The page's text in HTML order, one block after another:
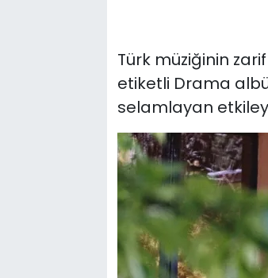
Türk müziğinin
etiketli Drama
selamlayan